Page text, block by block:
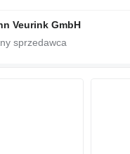
Veurink GmbH